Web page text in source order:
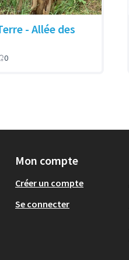
- Allée des
0
Mon compte
Créer un compte
Se connecter